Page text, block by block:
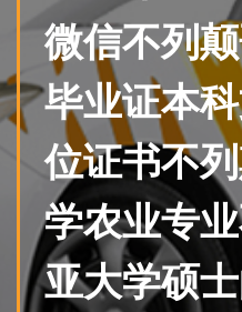
微信不列
毕业证本
位证书不
学农业专
亚大学硕